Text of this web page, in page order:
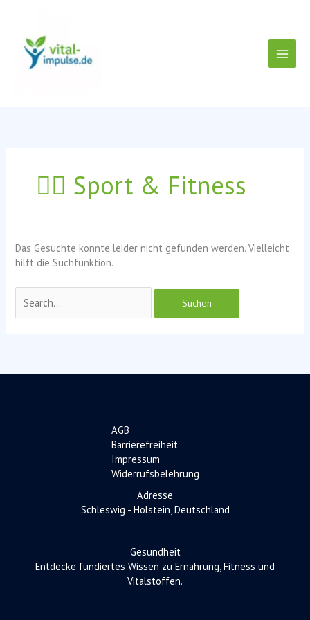
springen
🏃‍♂️ Sport & Fitness
Das Gesuchte konnte leider nicht gefunden werden. Vielleicht
hilft die Suchfunktion.
nach:
AGB
Barrierefreiheit
Impressum
Widerrufsbelehrung
Adresse
Schleswig - Holstein, Deutschland
Gesundheit
Entdecke fundiertes Wissen zu Ernährung, Fitness und
Vitalstoffen.